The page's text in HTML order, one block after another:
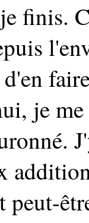
finis.
je